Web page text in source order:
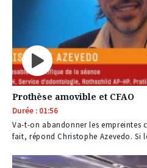
Prothèse amovible et CFAO
Durée : 01:56
Va-t-on abandonner les empreintes
fait, répond Christophe Azevedo. Si